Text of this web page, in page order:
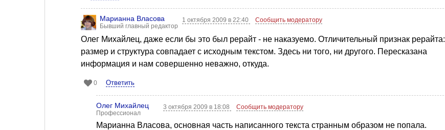
Марианна Власова
Бывший главный редактор
1 октября 2009 в 22:40 Сообщить модератору
Олег Михайлец, даже если бы это был рерайт - не наказуемо. Отличительный признак рерайта:
размер и структура совпадает с исходным текстом. Здесь ни того, ни другого. Пересказана
информация и нам совершенно неважно, откуда.
0 Ответить
Олег Михайлец
Профессионал
3 октября 2009 в 18:08 Сообщить модератору
Марианна Власова, основная часть написанного текста странным образом не попала.